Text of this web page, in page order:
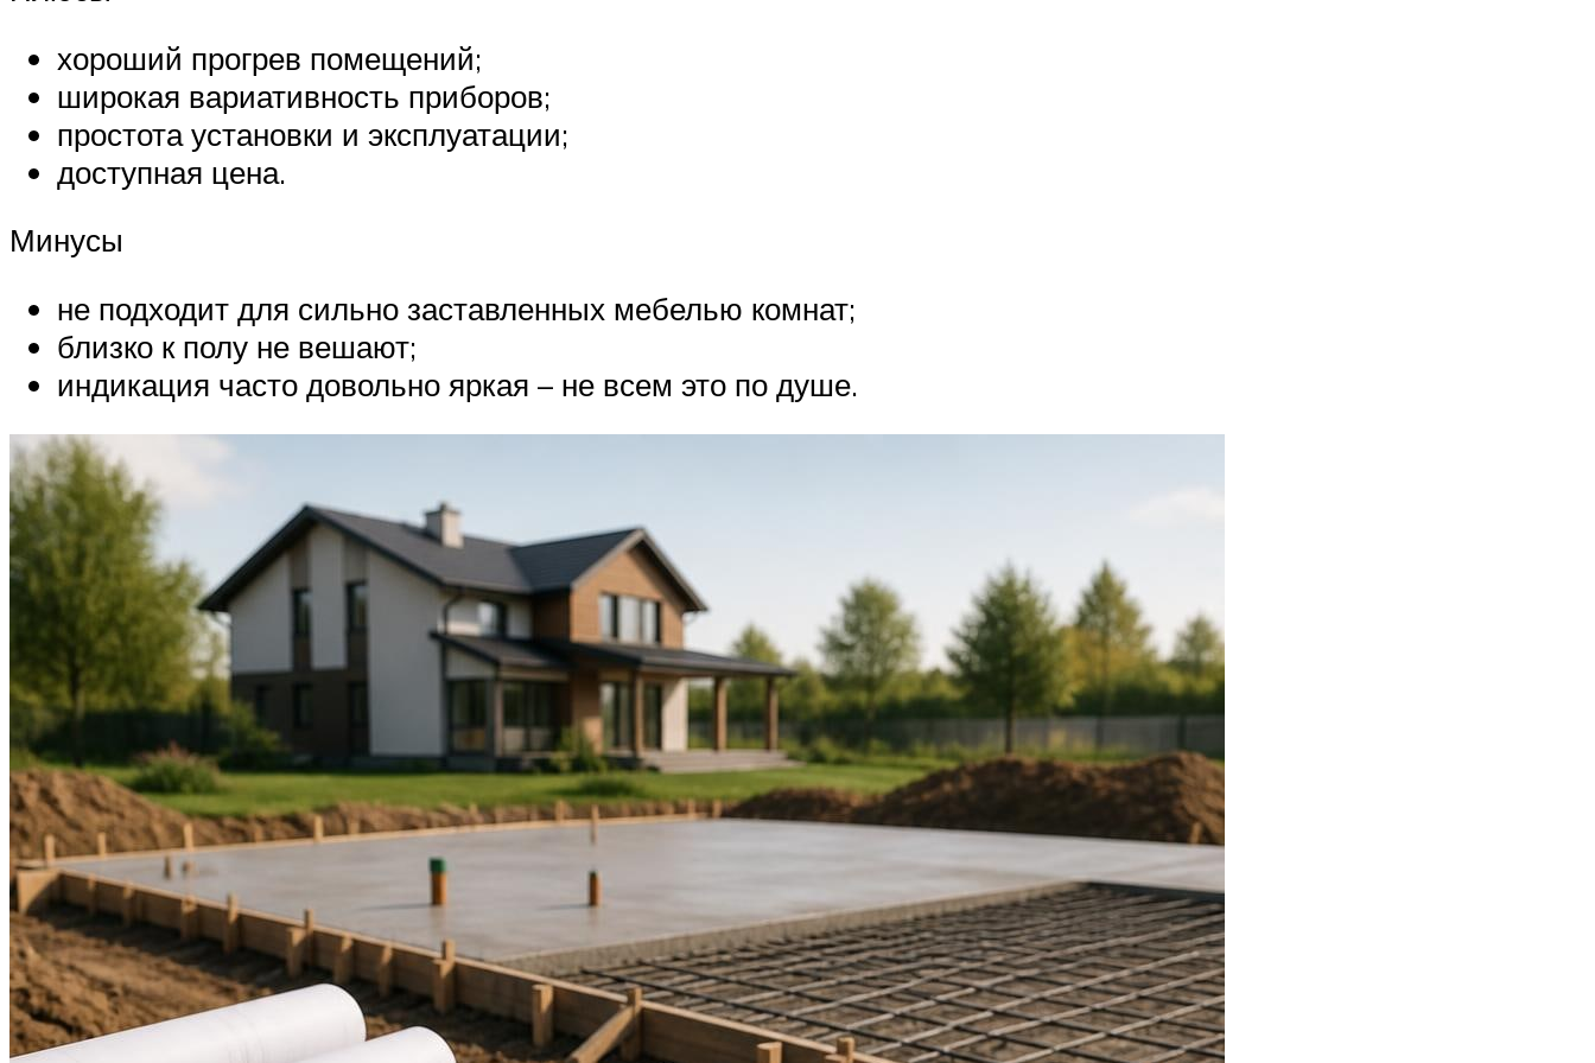
хороший прогрев помещений;
широкая вариативность приборов;
простота установки и эксплуатации;
доступная цена.
Минусы
не подходит для сильно заставленных мебелью комнат;
близко к полу не вешают;
индикация часто довольно яркая – не всем это по душе.